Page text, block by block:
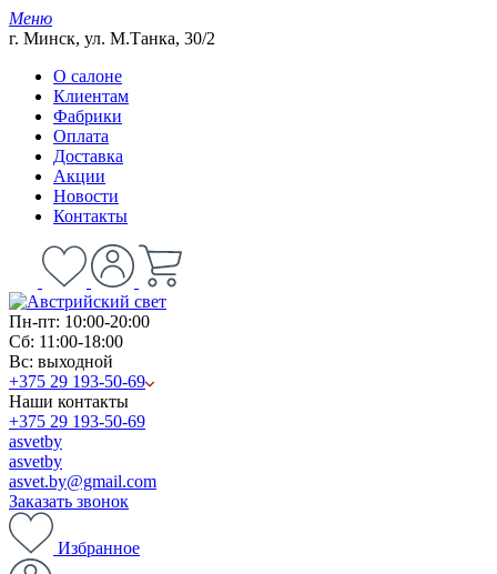
Меню
г. Минск, ул. М.Танка, 30/2
О салоне
Клиентам
Фабрики
Оплата
Доставка
Акции
Новости
Контакты
Пн-пт: 10:00-20:00
Сб: 11:00-18:00
Вс: выходной
+375 29 193-50-69
Наши контакты
+375 29 193-50-69
asvetby
asvetby
asvet.by@gmail.com
Заказать звонок
Избранное